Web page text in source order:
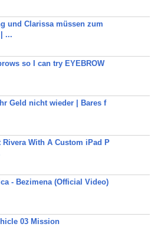
und Clarissa müssen zum
...
so I can try EYEBROW
Geld nicht wieder | Bares f
Rivera With A Custom iPad P
- Bezimena (Official Video)
03 Mission